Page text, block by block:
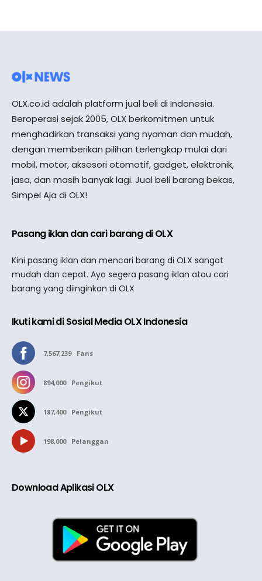
OLX.co.id adalah platform jual beli di Indonesia.
Beroperasi sejak 2005, OLX berkomitmen untuk
menghadirkan transaksi yang nyaman dan mudah,
dengan memberikan pilihan terlengkap mulai dari
mobil, motor, aksesori otomotif, gadget, elektronik,
jasa, dan masih banyak lagi. Jual beli barang bekas,
Simpel Aja di OLX!
Pasang iklan dan cari barang di OLX
Kini pasang iklan dan mencari barang di OLX sangat
mudah dan cepat. Ayo segera pasang iklan atau cari
barang yang diinginkan di OLX
Ikuti kami di Sosial Media OLX Indonesia
7,567,239 Fans
894,000 Pengikut
187,400 Pengikut
198,000 Pelanggan
Download Aplikasi OLX